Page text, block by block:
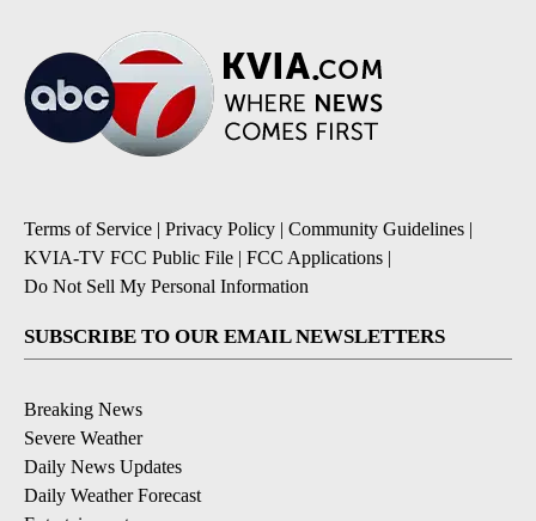
Terms of Service | Privacy Policy | Community Guidelines |
KVIA-TV FCC Public File | FCC Applications |
Do Not Sell My Personal Information
SUBSCRIBE TO OUR EMAIL NEWSLETTERS
Breaking News
Severe Weather
Daily News Updates
Daily Weather Forecast